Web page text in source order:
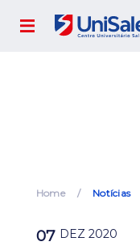
Home Notícias
07 DEZ 2020